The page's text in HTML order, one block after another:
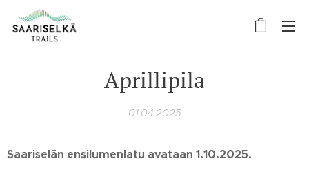
Aprillipila
01.04.2025
Saariselän ensilumenlatu avataan 1.10.2025.